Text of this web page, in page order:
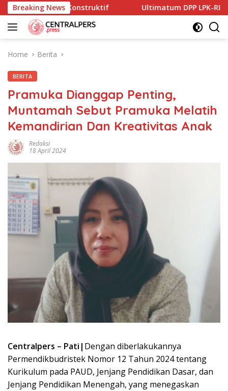
Skip
to
content
Breaking News
Yang Konstruktif Ultimatum DPP LPK-RI ke Bupati
Home Berita
BERITA
Pramuka Dianggap Penting,
Muntamah Sebut Pramuka Melatih
Kemandirian Dan Kreativitas Anak
Redaksi
18 April 2024
Centralpers – Pati| Dengan diberlakukannya
Permendikbudristek Nomor 12 Tahun 2024 tentang
Kurikulum pada PAUD, Jenjang Pendidikan Dasar, dan
Jenjang Pendidikan Menengah, yang menegaskan